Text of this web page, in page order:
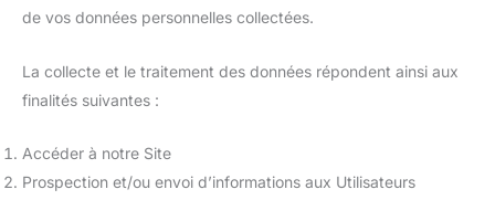
de vos données personnelles collectées.
La collecte et le traitement des données répondent ainsi aux
finalités suivantes :
Accéder à notre Site
Prospection et/ou envoi d’informations aux Utilisateurs